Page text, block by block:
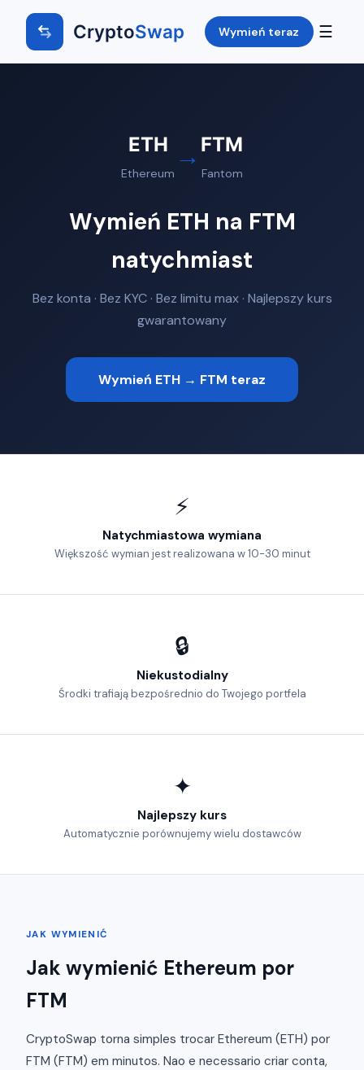
CryptoSwap Wymień teraz ☰
ETH
Ethereum
→ FTM
Fantom
Wymień ETH na FTM
natychmiast
Bez konta · Bez KYC · Bez limitu max · Najlepszy kurs
gwarantowany
Wymień ETH → FTM teraz
⚡
Natychmiastowa wymiana
Większość wymian jest realizowana w 10-30 minut
🔒
Niekustodialny
Środki trafiają bezpośrednio do Twojego portfela
✦
Najlepszy kurs
Automatycznie porównujemy wielu dostawców
JAK WYMIENIĆ
Jak wymienić Ethereum por
FTM
CryptoSwap torna simples trocar Ethereum (ETH) por
FTM (FTM) em minutos. Nao e necessario criar conta,